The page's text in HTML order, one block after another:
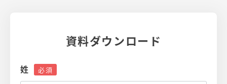
資料ダウンロード
姓